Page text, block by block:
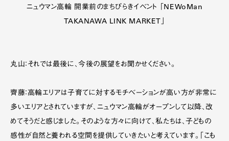
ニュウマン高輪 開業前のまちびらきイベント 「NEWoMan
TAKANAWA LINK MARKET」
丸山：それでは最後に、今後の展望をお聞かせください。
齊藤：高輪エリアは子育てに対するモチベーションが高い方が非常に
多いエリアとされていますが、ニュウマン高輪がオープンして以降、改
めてそうだと感じました。そのような方々に向けて、私たちは、子どもの
感性が自然と養われる空間を提供していきたいと考えています。「こも